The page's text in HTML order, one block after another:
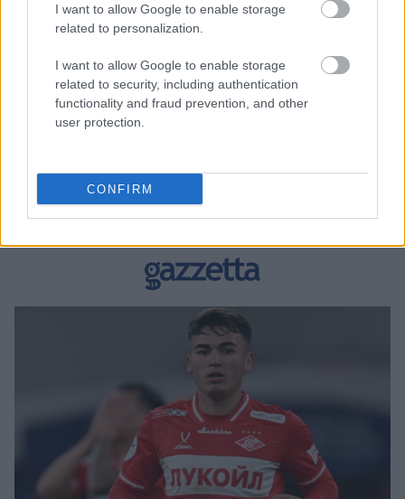
I want to allow Google to enable storage
related to personalization.
I want to allow Google to enable storage
related to security, including authentication
functionality and fraud prevention, and other
user protection.
CONFIRM